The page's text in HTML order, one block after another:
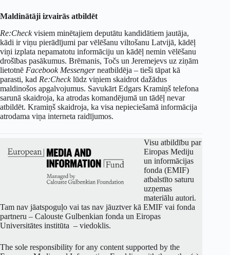
Maldinātāji izvairās atbildēt
Re:Checkvisiem minētajiem deputātu kandidātiem jautāja,
kādi ir viņu pierādījumi par vēlēšanu viltošanu Latvijā, kādēļ
viņi izplata nepamatotu informāciju un kādēļ nemin vēlēšanu
drošības pasākumus. Brēmanis, Točs un Jeremejevs uz ziņām
lietotnē Facebook Messengerneatbildēja – tieši tāpat kā
parasti, kad Re:Checklūdz viņiem skaidrot dažādus
maldinošos apgalvojumus. Savukārt Edgars Kramiņš telefona
sarunā skaidroja, ka atrodas komandējumā un tādēļ nevar
atbildēt. Kramiņš skaidroja, ka visa nepieciešamā informācija
atrodama viņa interneta raidījumos.
Visu atbildību par
Eiropas Mediju
un informācijas
fonda (EMIF)
atbalstīto saturu
uzņemas
materiālu autori.
Tam nav jāatspoguļo vai tas nav jāuztver kā EMIF vai fonda
partneru – Calouste Gulbenkian fonda un Eiropas
Universitātes institūta – viedoklis.
The sole responsibility for any content supported by the